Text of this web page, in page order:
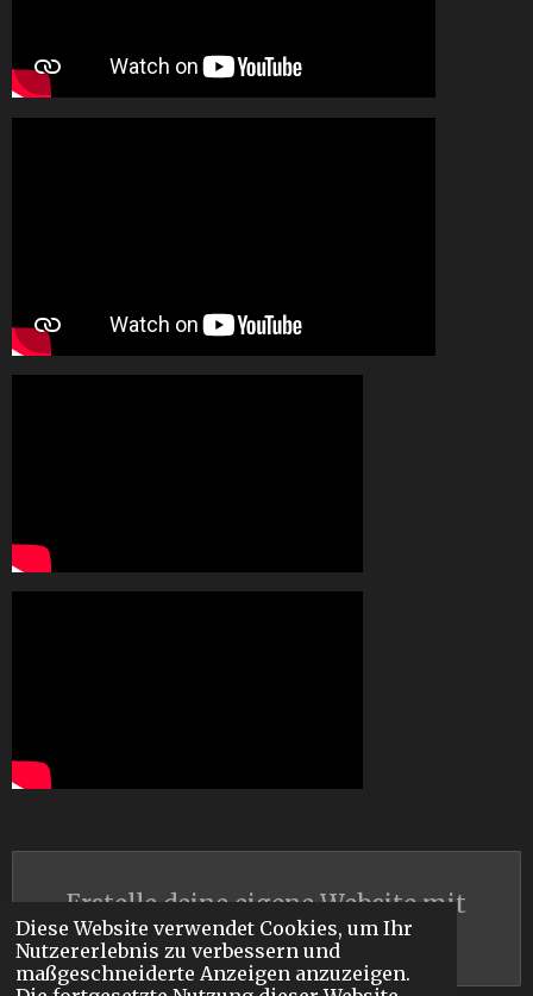
Diese Website verwendet Cookies, um Ihr
Nutzererlebnis zu verbessern und
maßgeschneiderte Anzeigen anzuzeigen.
Erstelle deine eigene Website mit
Webador